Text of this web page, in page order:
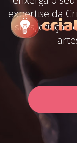
expertise da
sites, criação